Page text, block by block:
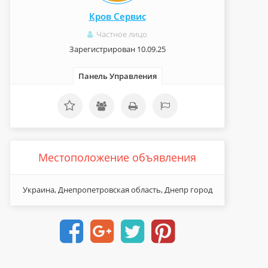
Кров Сервис
Частное лицо
Зарегистрирован 10.09.25
Панель Управления
Местоположение объявления
Украина, Днепропетровская область, Днепр город